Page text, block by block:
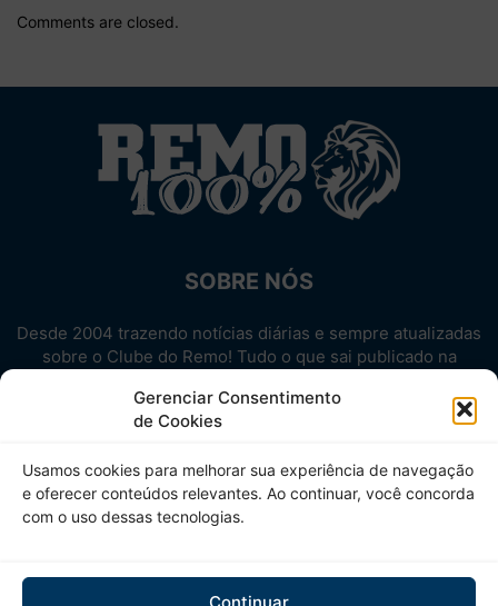
Gerenciar Consentimento
de Cookies
Usamos cookies para melhorar sua experiência de navegação
e oferecer conteúdos relevantes. Ao continuar, você concorda
com o uso dessas tecnologias.
Continuar
Comments are closed.
SOBRE NÓS
Desde 2004 trazendo notícias diárias e sempre atualizadas
sobre o Clube do Remo! Tudo o que sai publicado na
Aproveite! Site não-oficial.
SIGA-NOS